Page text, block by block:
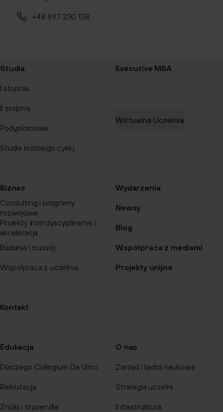
+48 697 230 138
Studia
I stopnia
II stopnia
Podyplomowe
Studia krótkiego cyklu
Executive MBA
Wirtualna Uczelnia
Biznes
Consulting i programy
rozwojowe
Projekty interdyscyplinarne i
akceleracja
Badania i rozwój
Współpraca z uczelnią
Kontakt
Wydarzenia
Newsy
Blog
Współpraca z mediami
Projekty unijne
Edukacja
Dlaczego Collegium Da Vinci
Rekrutacja
Zniżki i stypendia
O nas
Zarząd i kadra naukowa
Strategia uczelni
Infrastruktura